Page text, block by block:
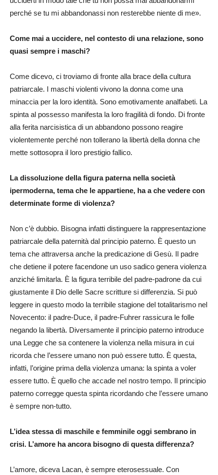
perché se tu mi abbandonassi non resterebbe niente di me».
Come mai a uccidere, nel contesto di una relazione, sono
quasi sempre i maschi?
Come dicevo, ci troviamo di fronte alla brace della cultura
patriarcale. I maschi violenti vivono la donna come una
minaccia per la loro identità. Sono emotivamente analfabeti. La
spinta al possesso manifesta la loro fragilità di fondo. Di fronte
alla ferita narcisistica di un abbandono possono reagire
violentemente perché non tollerano la libertà della donna che
mette sottosopra il loro prestigio fallico.
La dissoluzione della figura paterna nella società
ipermoderna, tema che le appartiene, ha a che vedere con
determinate forme di violenza?
Non c’è dubbio. Bisogna infatti distinguere la rappresentazione
patriarcale della paternità dal principio paterno. È questo un
tema che attraversa anche la predicazione di Gesù. Il padre
che detiene il potere facendone un uso sadico genera violenza
anziché limitarla. È la figura terribile del padre-padrone da cui
giustamente il Dio delle Sacre scritture si differenzia. Si può
leggere in questo modo la terribile stagione del totalitarismo nel
Novecento: il padre-Duce, il padre-Fuhrer rassicura le folle
negando la libertà. Diversamente il principio paterno introduce
una Legge che sa contenere la violenza nella misura in cui
ricorda che l’essere umano non può essere tutto. È questa,
infatti, l’origine prima della violenza umana: la spinta a voler
essere tutto. È quello che accade nel nostro tempo. Il principio
paterno corregge questa spinta ricordando che l’essere umano
è sempre non-tutto.
L’idea stessa di maschile e femminile oggi sembrano in
crisi. L’amore ha ancora bisogno di questa differenza?
L’amore, diceva Lacan, è sempre eterosessuale. Con